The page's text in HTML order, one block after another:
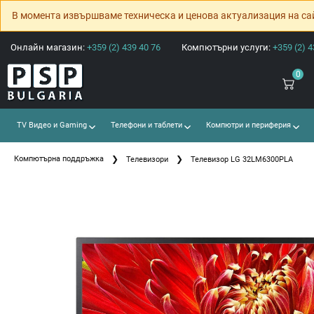
В момента извършваме техническа и ценова актуализация на
Онлайн магазин: +359 (2) 439 40 76 Компютърни услуги: +359 (2)
0
TV Видео и Gaming Телефони и таблети Компютри и периферия
Компютърна поддръжка Телевизори Телевизор LG 32LM6300PLA